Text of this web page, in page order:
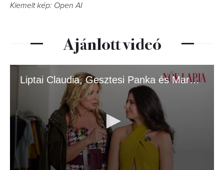
Kiemelt kép: Open AI
Ajánlott videó
Liptai Claudia, Gesztesi Panka és Marci a Nők Lapja címlapján